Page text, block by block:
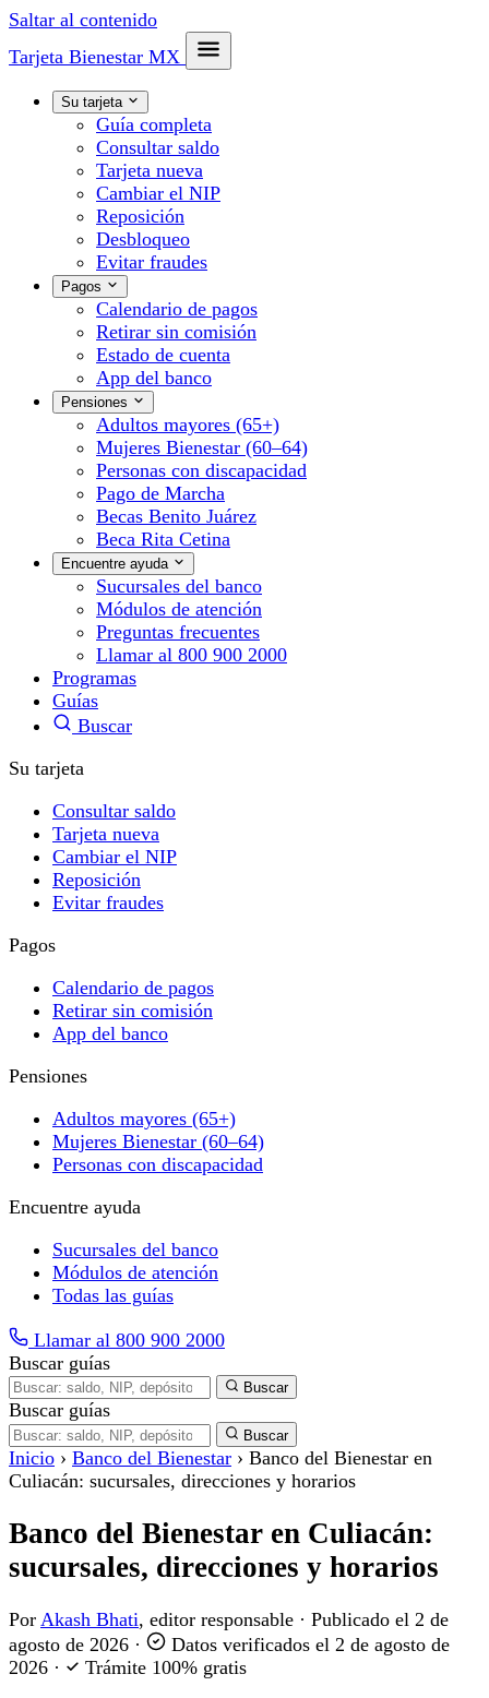
Saltar al contenido
Tarjeta Bienestar MX
Su tarjeta
Guía completa
Consultar saldo
Tarjeta nueva
Cambiar el NIP
Reposición
Desbloqueo
Evitar fraudes
Pagos
Calendario de pagos
Retirar sin comisión
Estado de cuenta
App del banco
Pensiones
Adultos mayores (65+)
Mujeres Bienestar (60–64)
Personas con discapacidad
Pago de Marcha
Becas Benito Juárez
Beca Rita Cetina
Encuentre ayuda
Sucursales del banco
Módulos de atención
Preguntas frecuentes
Llamar al 800 900 2000
Programas
Guías
Buscar
Su tarjeta
Consultar saldo
Tarjeta nueva
Cambiar el NIP
Reposición
Evitar fraudes
Pagos
Calendario de pagos
Retirar sin comisión
App del banco
Pensiones
Adultos mayores (65+)
Mujeres Bienestar (60–64)
Personas con discapacidad
Encuentre ayuda
Sucursales del banco
Módulos de atención
Todas las guías
Llamar al 800 900 2000
Buscar guías
Buscar
Buscar guías
Buscar
Inicio › Banco del Bienestar › Banco del Bienestar en
Culiacán: sucursales, direcciones y horarios
Banco del Bienestar en Culiacán:
sucursales, direcciones y horarios
Por Akash Bhati, editor responsable · Publicado el 2 de
agosto de 2026 · Datos verificados el 2 de agosto de
2026 ·
Trámite 100% gratis